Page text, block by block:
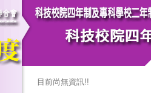
目前尚無資訊!!